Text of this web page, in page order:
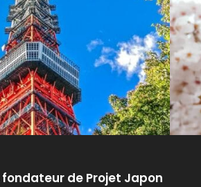
fondateur de Projet Japon